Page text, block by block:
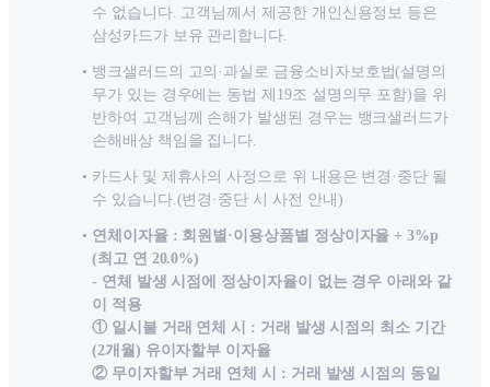
수 없습니다. 고객님께서 제공한 개인신용정보 등은
삼성카드가 보유 관리합니다.
뱅크샐러드의 고의·과실로 금융소비자보호법(설명의
무가 있는 경우에는 동법 제19조 설명의무 포함)을 위
반하여 고객님께 손해가 발생된 경우는 뱅크샐러드가
손해배상 책임을 집니다.
카드사 및 제휴사의 사정으로 위 내용은 변경·중단 될
수 있습니다.(변경·중단 시 사전 안내)
연체이자율 : 회원별·이용상품별 정상이자율 + 3%p
(최고 연 20.0%)
- 연체 발생 시점에 정상이자율이 없는 경우 아래와 같
이 적용
① 일시불 거래 연체 시 : 거래 발생 시점의 최소 기간
(2개월) 유이자할부 이자율
② 무이자할부 거래 연체 시 : 거래 발생 시점의 동일